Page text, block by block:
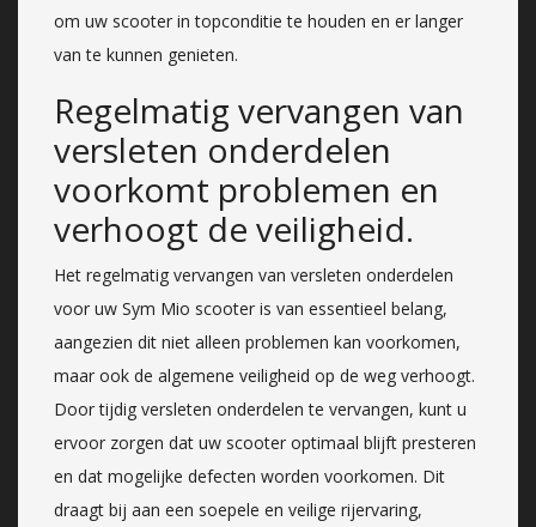
om uw scooter in topconditie te houden en er langer
van te kunnen genieten.
Regelmatig vervangen van
versleten onderdelen
voorkomt problemen en
verhoogt de veiligheid.
Het regelmatig vervangen van versleten onderdelen
voor uw Sym Mio scooter is van essentieel belang,
aangezien dit niet alleen problemen kan voorkomen,
maar ook de algemene veiligheid op de weg verhoogt.
Door tijdig versleten onderdelen te vervangen, kunt u
ervoor zorgen dat uw scooter optimaal blijft presteren
en dat mogelijke defecten worden voorkomen. Dit
draagt bij aan een soepele en veilige rijervaring,